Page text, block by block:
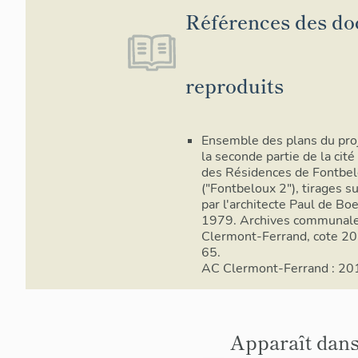
Références des
reproduits
Ensemble des plans du
la seconde partie de la
des Résidences de
("Fontbeloux 2"), tirages
par l'architecte Paul de
1979. Archives
Clermont-Ferrand, cote
65.
AC Clermont-Ferrand :
Apparaît